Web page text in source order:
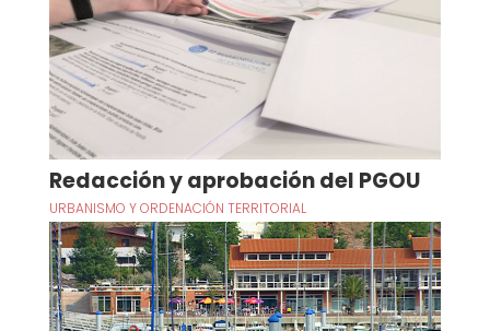
Redacción y aprobación del PGOU
URBANISMO Y ORDENACIÓN TERRITORIAL